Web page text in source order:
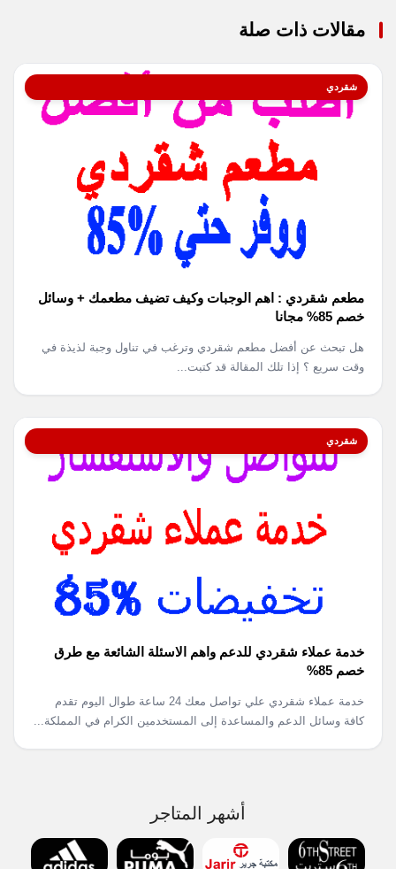
مقالات ذات صلة
شقردي
مطعم شقردي : اهم الوجبات وكيف تضيف مطعمك + وسائل
خصم 85% مجانا
هل تبحث عن أفضل مطعم شقردي وترغب في تناول وجبة لذيذة في
وقت سريع ؟ إذا تلك المقالة قد كتبت...
شقردي
خدمة عملاء شقردي للدعم واهم الاسئلة الشائعة مع طرق
خصم 85%
خدمة عملاء شقردي علي تواصل معك 24 ساعة طوال اليوم تقدم
كافة وسائل الدعم والمساعدة إلى المستخدمين الكرام في المملكة...
أشهر المتاجر